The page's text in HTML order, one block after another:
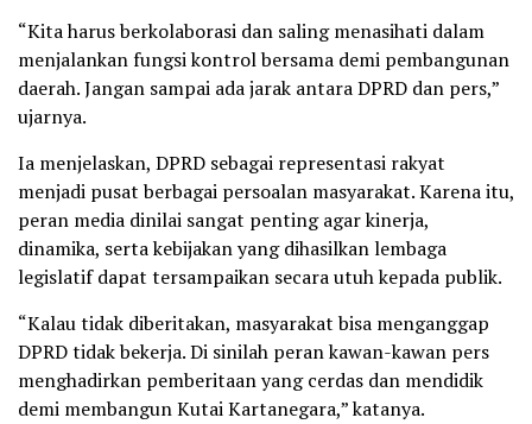
“Kita harus berkolaborasi dan saling menasihati dalam
menjalankan fungsi kontrol bersama demi pembangunan
daerah. Jangan sampai ada jarak antara DPRD dan pers,”
ujarnya.
Ia menjelaskan, DPRD sebagai representasi rakyat
menjadi pusat berbagai persoalan masyarakat. Karena itu,
peran media dinilai sangat penting agar kinerja,
dinamika, serta kebijakan yang dihasilkan lembaga
legislatif dapat tersampaikan secara utuh kepada publik.
“Kalau tidak diberitakan, masyarakat bisa menganggap
DPRD tidak bekerja. Di sinilah peran kawan-kawan pers
menghadirkan pemberitaan yang cerdas dan mendidik
demi membangun Kutai Kartanegara,” katanya.